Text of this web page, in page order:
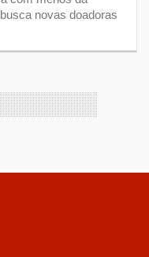
novas doadoras